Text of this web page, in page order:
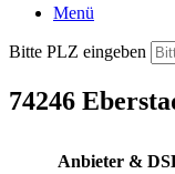
Menü
Bitte PLZ eingeben
74246
Anbieter &